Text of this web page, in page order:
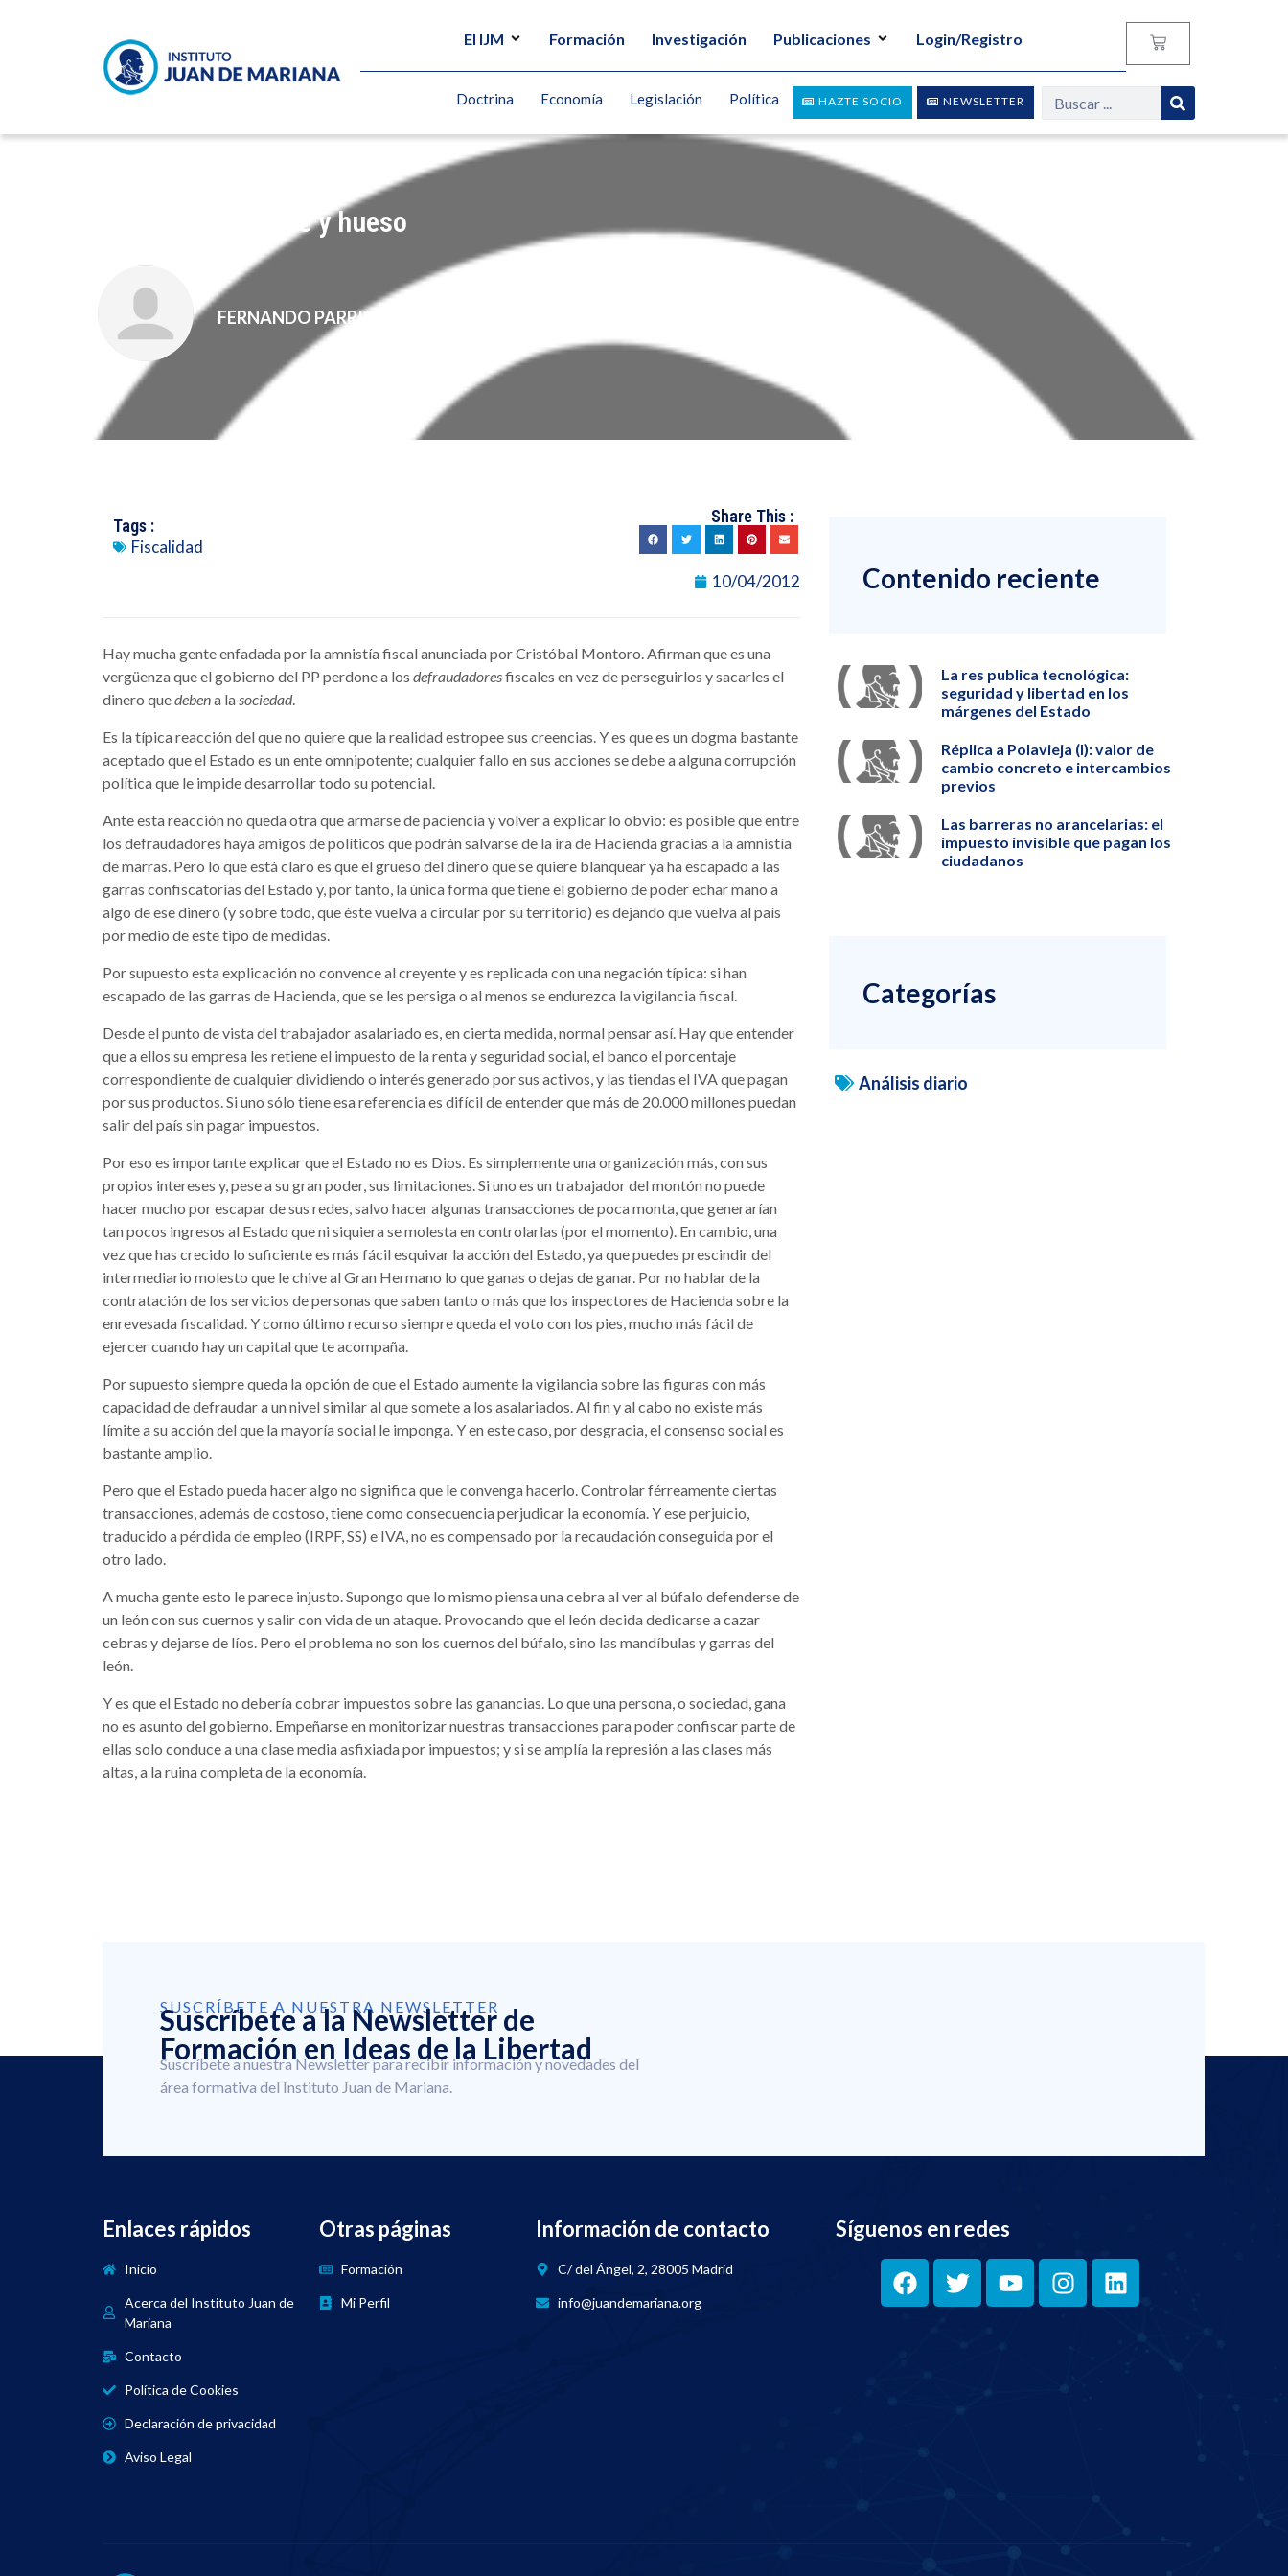
El IJM Formación Investigación Publicaciones Login/Registro
NEWSLETTER
HAZTE SOCIO
Doctrina Economía Legislación Política
El Estado de carne y hueso
FERNANDO PARRILLA
Tags :
Fiscalidad
Share This :
10/04/2012
Hay mucha gente enfadada por la amnistía fiscal anunciada por Cristóbal Montoro. Afirman que es una
vergüenza que el gobierno del PP perdone a los defraudadoresfiscales en vez de perseguirlos y sacarles el
dinero quedebena lasociedad.
Es la típica reacción del que no quiere que la realidad estropee sus creencias. Y es que es un dogma bastante
aceptado que el Estado es un ente omnipotente; cualquier fallo en sus acciones se debe a alguna corrupción
política que le impide desarrollar todo su potencial.
Ante esta reacción no queda otra que armarse de paciencia y volver a explicar lo obvio: es posible que entre
los defraudadores haya amigos de políticos que podrán salvarse de la ira de Hacienda gracias a la amnistía
de marras. Pero lo que está claro es que el grueso del dinero que se quiere blanquear ya ha escapado a las
garras confiscatorias del Estado y, por tanto, la única forma que tiene el gobierno de poder echar mano a
algo de ese dinero (y sobre todo, que éste vuelva a circular por su territorio) es dejando que vuelva al país
por medio de este tipo de medidas.
Por supuesto esta explicación no convence al creyente y es replicada con una negación típica: si han
escapado de las garras de Hacienda, que se les persiga o al menos se endurezca la vigilancia fiscal.
Desde el punto de vista del trabajador asalariado es, en cierta medida, normal pensar así. Hay que entender
que a ellos su empresa les retiene el impuesto de la renta y seguridad social, el banco el porcentaje
correspondiente de cualquier dividiendo o interés generado por sus activos, y las tiendas el IVA que pagan
por sus productos. Si uno sólo tiene esa referencia es difícil de entender que más de 20.000 millones puedan
salir del país sin pagar impuestos.
Por eso es importante explicar que el Estado no es Dios. Es simplemente una organización más, con sus
propios intereses y, pese a su gran poder, sus limitaciones. Si uno es un trabajador del montón no puede
hacer mucho por escapar de sus redes, salvo hacer algunas transacciones de poca monta, que generarían
tan pocos ingresos al Estado que ni siquiera se molesta en controlarlas (por el momento). En cambio, una
vez que has crecido lo suficiente es más fácil esquivar la acción del Estado, ya que puedes prescindir del
intermediario molesto que le chive al Gran Hermano lo que ganas o dejas de ganar. Por no hablar de la
contratación de los servicios de personas que saben tanto o más que los inspectores de Hacienda sobre la
enrevesada fiscalidad. Y como último recurso siempre queda el voto con los pies, mucho más fácil de
ejercer cuando hay un capital que te acompaña.
Por supuesto siempre queda la opción de que el Estado aumente la vigilancia sobre las figuras con más
capacidad de defraudar a un nivel similar al que somete a los asalariados. Al fin y al cabo no existe más
límite a su acción del que la mayoría social le imponga. Y en este caso, por desgracia, el consenso social es
bastante amplio.
Pero que el Estado pueda hacer algo no significa que le convenga hacerlo. Controlar férreamente ciertas
transacciones, además de costoso, tiene como consecuencia perjudicar la economía. Y ese perjuicio,
traducido a pérdida de empleo (IRPF, SS) e IVA, no es compensado por la recaudación conseguida por el
otro lado.
A mucha gente esto le parece injusto. Supongo que lo mismo piensa una cebra al ver al búfalo defenderse de
un león con sus cuernos y salir con vida de un ataque. Provocando que el león decida dedicarse a cazar
cebras y dejarse de líos. Pero el problema no son los cuernos del búfalo, sino las mandíbulas y garras del
león.
Y es que el Estado no debería cobrar impuestos sobre las ganancias. Lo que una persona, o sociedad, gana
no es asunto del gobierno. Empeñarse en monitorizar nuestras transacciones para poder confiscar parte de
ellas solo conduce a una clase media asfixiada por impuestos; y si se amplía la represión a las clases más
altas, a la ruina completa de la economía.
Contenido reciente
La res publica tecnológica:
seguridad y libertad en los
márgenes del Estado
Réplica a Polavieja (I): valor de
cambio concreto e intercambios
previos
Las barreras no arancelarias: el
impuesto invisible que pagan los
ciudadanos
Categorías
Análisis diario
SUSCRÍBETE A NUESTRA NEWSLETTER
Suscríbete a la Newsletter de
Formación en Ideas de la Libertad
Suscríbete a nuestra Newsletter para recibir información y novedades del
área formativa del Instituto Juan de Mariana.
Enlaces rápidos
Inicio
Acerca del Instituto Juan de
Mariana
Contacto
Política de Cookies
Declaración de privacidad
Aviso Legal
Otras páginas
Formación
Mi Perfil
Información de contacto
C/ del Ángel, 2, 28005 Madrid
info@juandemariana.org
Síguenos en redes